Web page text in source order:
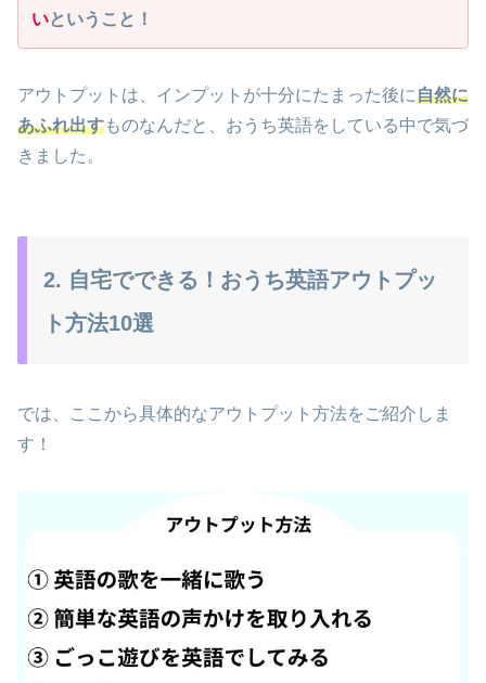
いということ！
アウトプットは、インプットが十分にたまった後に自然に
あふれ出すものなんだと、おうち英語をしている中で気づ
きました。
2. 自宅でできる！おうち英語アウトプッ
ト方法10選
では、ここから具体的なアウトプット方法をご紹介しま
す！